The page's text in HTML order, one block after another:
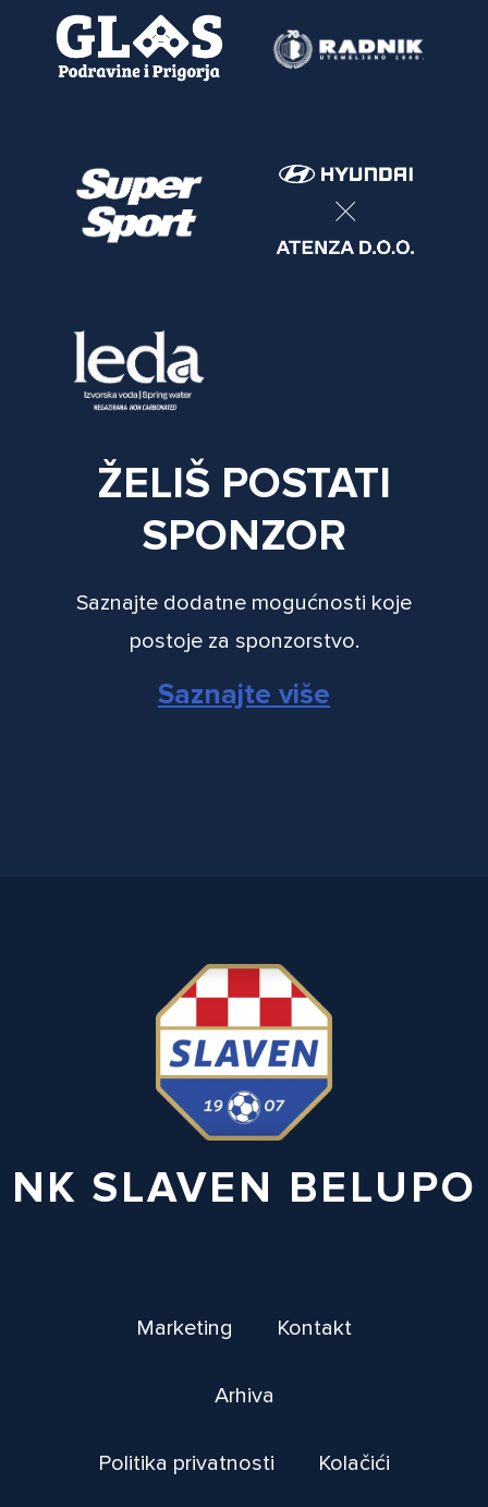
ŽELIŠ POSTATI
SPONZOR
Saznajte dodatne mogućnosti koje
postoje za sponzorstvo.
Saznajte više
NK SLAVEN BELUPO
Marketing Kontakt
Arhiva
Politika privatnosti Kolačići